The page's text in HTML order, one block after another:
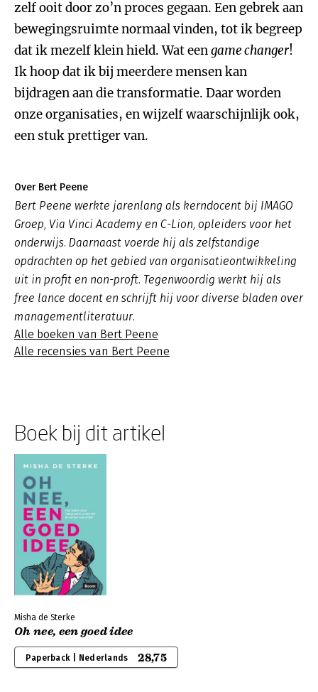
zelf ooit door zo’n proces gegaan. Een gebrek aan
bewegingsruimte normaal vinden, tot ik begreep
dat ik mezelf klein hield. Wat eengame changer!
Ik hoop dat ik bij meerdere mensen kan
bijdragen aan die transformatie. Daar worden
onze organisaties, en wijzelf waarschijnlijk ook,
een stuk prettiger van.
Over Bert Peene
Bert Peene werkte jarenlang als kerndocent bij IMAGO
Groep, Via Vinci Academy en C-Lion, opleiders voor het
onderwijs. Daarnaast voerde hij als zelfstandige
opdrachten op het gebied van organisatieontwikkeling
uit in profit en non-proft. Tegenwoordig werkt hij als
free lance docent en schrijft hij voor diverse bladen over
managementliteratuur.
Alle boeken van Bert Peene
Alle recensies van Bert Peene
Boek bij dit artikel
Misha de Sterke
Oh nee, een goed idee
Paperback | Nederlands 28,75